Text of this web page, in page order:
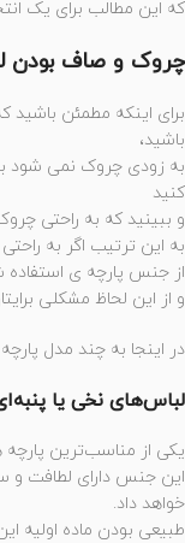
که این مطالب برای یک
چروک و صاف بودن
برای اینکه مطمئن باشید
باشید،
به زودی چروک نمی شود
کنید
و ببینید که به راحتی
به این ترتیب اگر به
از جنس پارچه ی
و از این لحاظ مشکلی
در اینجا به چند مدل
لباس‌های نخی یا
یکی از مناسب‌ترین
این جنس دارای لطافت
خواهد داد.
طبیعی بودن ماده اولیه